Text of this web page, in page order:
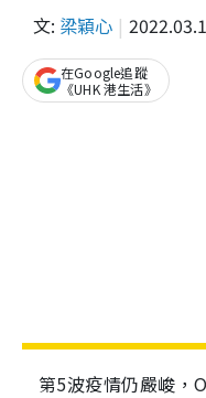
文: 梁穎心
在Google追蹤
《UHK 港生活》
第5波疫情仍嚴峻，